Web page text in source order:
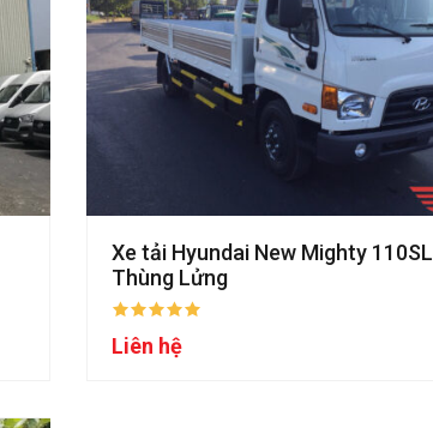
Xe tải Hyundai New Mighty 110SL
Thùng Lửng
Liên hệ